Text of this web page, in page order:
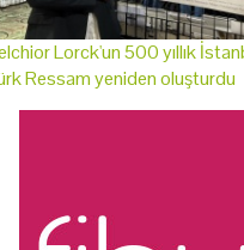
Lorck'un 500 yıllık
Ressam yeniden oluşturdu